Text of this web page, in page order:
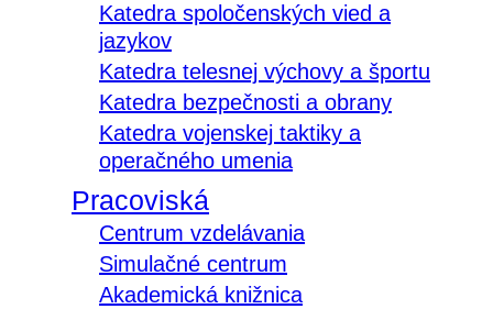
Katedra spoločenských vied a
jazykov
Katedra telesnej výchovy a športu
Katedra bezpečnosti a obrany
Katedra vojenskej taktiky a
operačného umenia
Pracoviská
Centrum vzdelávania
Simulačné centrum
Akademická knižnica